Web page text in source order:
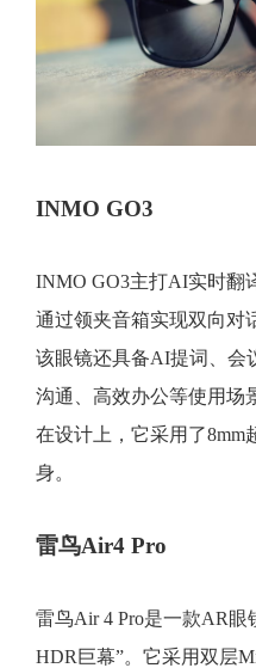
INMO GO3
INMO GO3主打AI实时翻
通过领夹音箱实现双向对
该眼镜还具备AI提词、会
沟通、高效办公等使用场
在设计上，它采用了8mm
身。
雷鸟Air4 Pro
雷鸟Air 4 Pro是一款AR眼
HDR巨幕”。它采用双层